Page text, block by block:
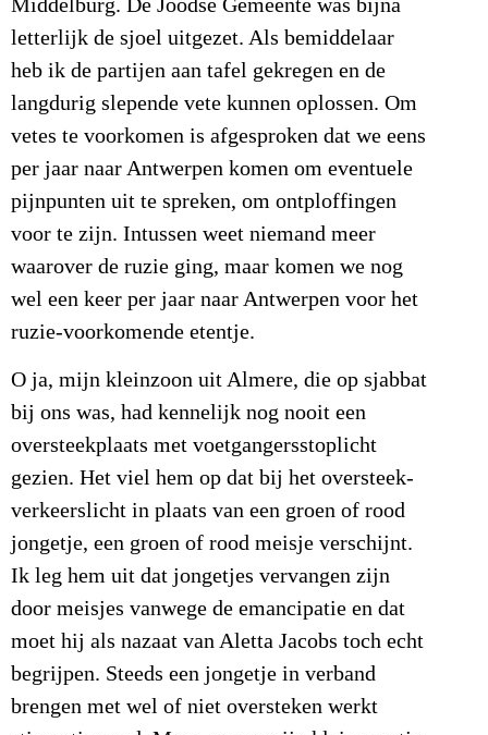
Middelburg. De Joodse Gemeente was bijna
letterlijk de sjoel uitgezet. Als bemiddelaar
heb ik de partijen aan tafel gekregen en de
langdurig slepende vete kunnen oplossen. Om
vetes te voorkomen is afgesproken dat we eens
per jaar naar Antwerpen komen om eventuele
pijnpunten uit te spreken, om ontploffingen
voor te zijn. Intussen weet niemand meer
waarover de ruzie ging, maar komen we nog
wel een keer per jaar naar Antwerpen voor het
ruzie-voorkomende etentje.
O ja, mijn kleinzoon uit Almere, die op sjabbat
bij ons was, had kennelijk nog nooit een
oversteekplaats met voetgangersstoplicht
gezien. Het viel hem op dat bij het oversteek-
verkeerslicht in plaats van een groen of rood
jongetje, een groen of rood meisje verschijnt.
Ik leg hem uit dat jongetjes vervangen zijn
door meisjes vanwege de emancipatie en dat
moet hij als nazaat van Aletta Jacobs toch echt
begrijpen. Steeds een jongetje in verband
brengen met wel of niet oversteken werkt